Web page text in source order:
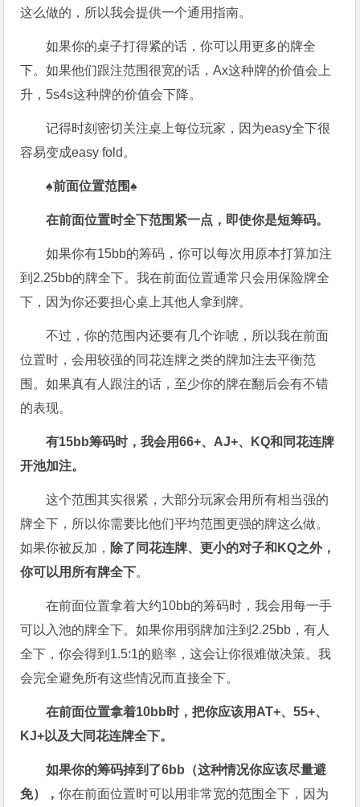
这么做的，所以我会提供一个通用指南。
如果你的桌子打得紧的话，你可以用更多的牌全
下。如果他们跟注范围很宽的话，Ax这种牌的价值会上
升，5s4s这种牌的价值会下降。
记得时刻密切关注桌上每位玩家，因为easy全下很
容易变成easy fold。
♠前面位置范围♠
在前面位置时全下范围紧一点，即使你是短筹码。
如果你有15bb的筹码，你可以每次用原本打算加注
到2.25bb的牌全下。我在前面位置通常只会用保险牌全
下，因为你还要担心桌上其他人拿到牌。
不过，你的范围内还要有几个诈唬，所以我在前面
位置时，会用较强的同花连牌之类的牌加注去平衡范
围。如果真有人跟注的话，至少你的牌在翻后会有不错
的表现。
有15bb筹码时，我会用66+、AJ+、KQ和同花连牌
开池加注。
这个范围其实很紧，大部分玩家会用所有相当强的
牌全下，所以你需要比他们平均范围更强的牌这么做。
如果你被反加， 除了同花连牌、更小的对子和 KQ之外，
你可以用所有牌全下。
在前面位置拿着大约10bb的筹码时，我会用每一手
可以入池的牌全下。如果你用弱牌加注到2.25bb，有人
全下，你会得到1.5:1的赔率，这会让你很难做决策。我
会完全避免所有这些情况而直接全下。
在前面位置拿着10bb 时，把你应该用AT+、55+、
KJ+以及大同花连牌全下。
如果你的筹码掉到了6bb （这种情况你应该尽量避
免），你在前面位置时可以用非常宽的范围全下，因为